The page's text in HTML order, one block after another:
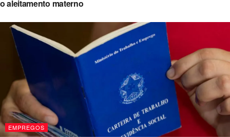
o aleitamento materno
EMPREGOS